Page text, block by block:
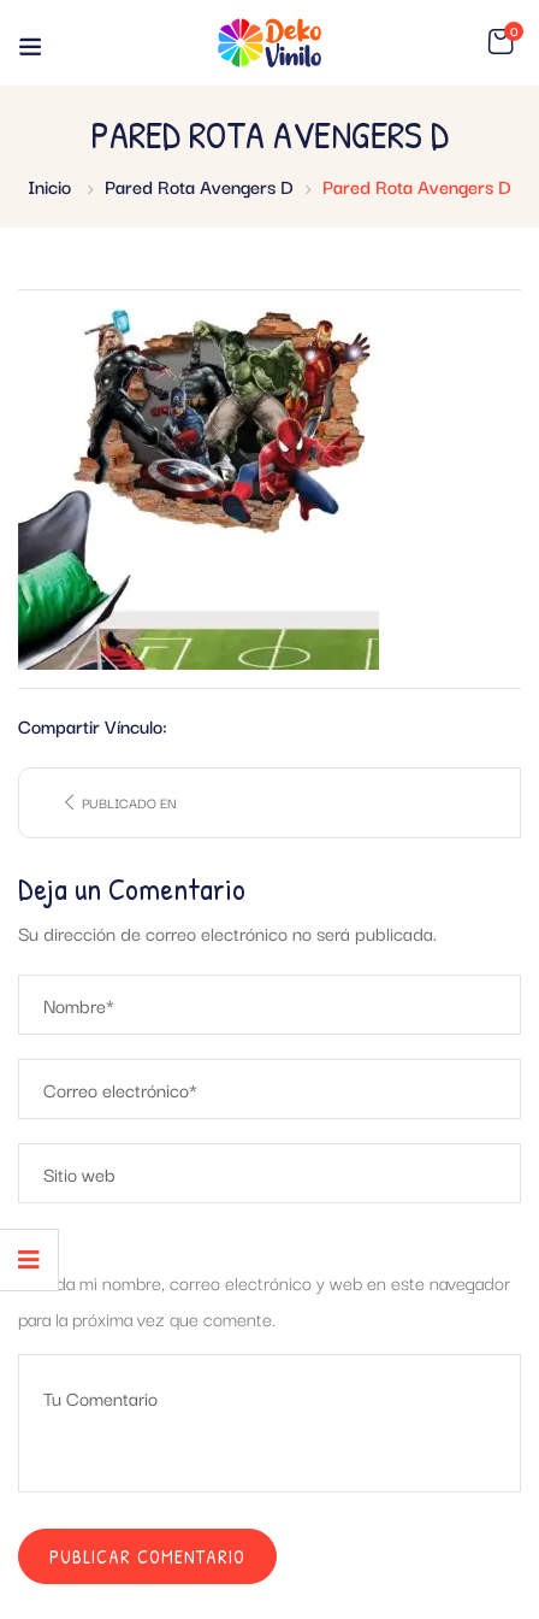
0
PARED ROTA AVENGERS D
Inicio Pared Rota Avengers D Pared Rota Avengers D
Compartir Vínculo:
PUBLICADO EN
Deja un Comentario
Su dirección de correo electrónico no será publicada.
Guarda mi nombre, correo electrónico y web en este navegador
para la próxima vez que comente.